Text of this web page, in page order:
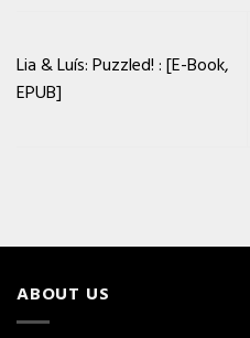
Lia & Luís: Puzzled! : [E-Book,
EPUB]
ABOUT US